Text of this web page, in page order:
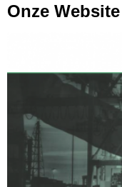
Onze Website